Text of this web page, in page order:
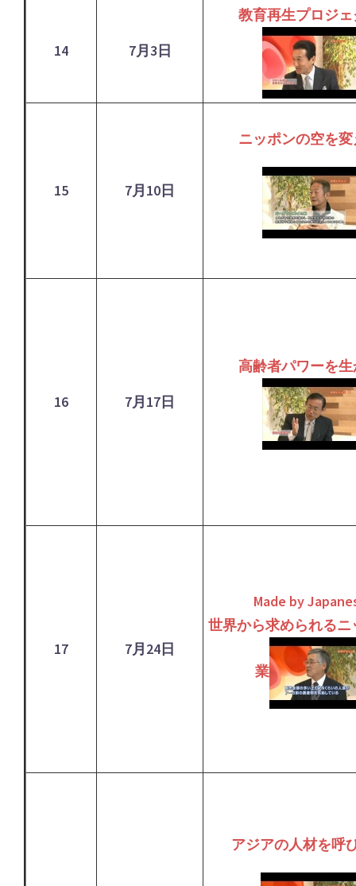
14 7月3日
教育再生プロジ
15 7月10日
ニッポンの空を
16 7月17日
高齢者パワーを
17 7月24日
Made by
世界から求められるニ
業
アジアの人材を呼